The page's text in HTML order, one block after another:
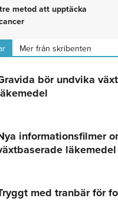
metod att upptäcka
Mer från skribenten
bör undvika
informationsfilmer
läkemedel
med tranbär för